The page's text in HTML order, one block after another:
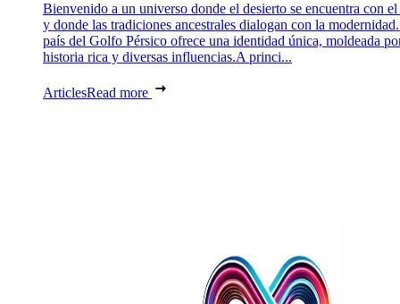
Bienvenido a un universo donde el desierto se encuentra con el
y donde las tradiciones ancestrales dialogan con la
país del Golfo Pérsico ofrece una identidad única, moldeada
historia rica y diversas influencias.A princi...
ArticlesRead more